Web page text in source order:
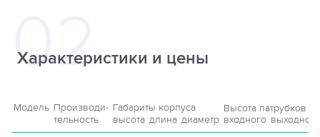
Характеристики и цены
Модель Производи- Габариты корпуса Высота патрубков
тельность высота длина диаметр входного выходного